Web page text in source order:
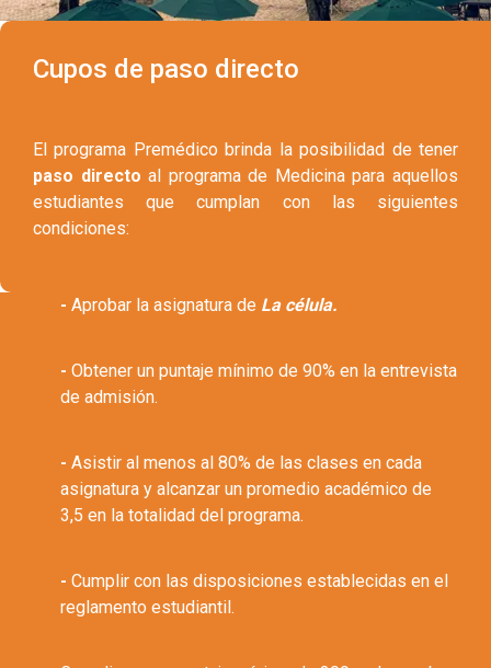
Cupos de paso directo
El programa Premédico brinda la posibilidad de tener
paso directo al programa de Medicina para aquellos
estudiantes que cumplan con las siguientes
condiciones:
- Aprobar la asignatura de La célula.
- Obtener un puntaje mínimo de 90% en la entrevista
de admisión.
- Asistir al menos al 80% de las clases en cada
asignatura y alcanzar un promedio académico de
3,5 en la totalidad del programa.
- Cumplir con las disposiciones establecidas en el
reglamento estudiantil.